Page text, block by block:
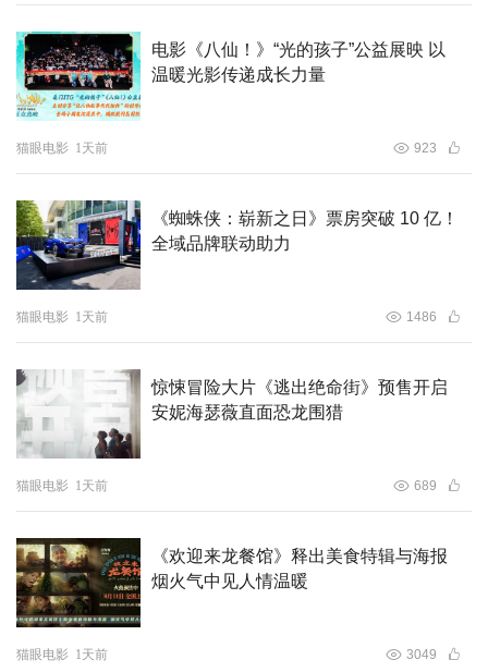
电影《八仙！》“光的孩子”公益展映 以
温暖光影传递成长力量
猫眼电影 1天前 923
《蜘蛛侠：崭新之日》票房突破 10 亿！
全域品牌联动助力
猫眼电影 1天前 1486
惊悚冒险大片《逃出绝命街》预售开启
安妮海瑟薇直面恐龙围猎
猫眼电影 1天前 689
《欢迎来龙餐馆》释出美食特辑与海报
烟火气中见人情温暖
猫眼电影 1天前 3049